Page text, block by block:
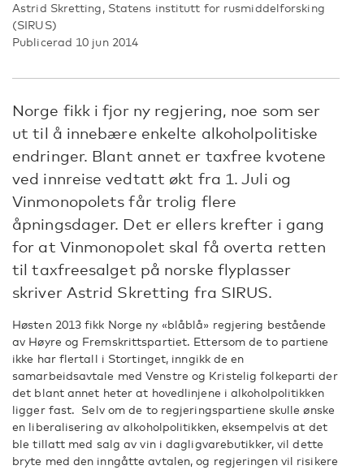
Astrid Skretting, Statens institutt for rusmiddelforsking
(SIRUS)
Publicerad 10 jun 2014
Norge fikk i fjor ny regjering, noe som ser
ut til å innebære enkelte alkoholpolitiske
endringer. Blant annet er taxfree kvotene
ved innreise vedtatt økt fra 1. Juli og
Vinmonopolets får trolig flere
åpningsdager. Det er ellers krefter i gang
for at Vinmonopolet skal få overta retten
til taxfreesalget på norske flyplasser
skriver Astrid Skretting fra SIRUS.
Høsten 2013 fikk Norge ny «blåblå» regjering bestående
av Høyre og Fremskrittspartiet. Ettersom de to partiene
ikke har flertall i Stortinget, inngikk de en
samarbeidsavtale med Venstre og Kristelig folkeparti der
det blant annet heter at hovedlinjene i alkoholpolitikken
ligger fast. Selv om de to regjeringspartiene skulle ønske
en liberalisering av alkoholpolitikken, eksempelvis at det
ble tillatt med salg av vin i dagligvarebutikker, vil dette
bryte med den inngåtte avtalen, og regjeringen vil risikere